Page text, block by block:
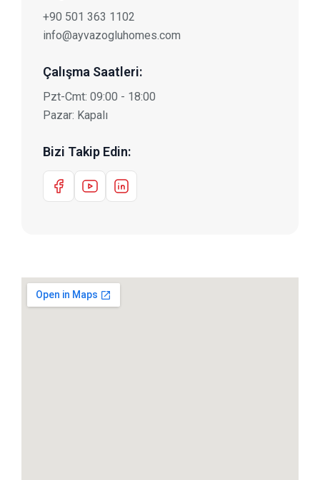
+90 501 363 1102
info@ayvazogluhomes.com
Çalışma Saatleri:
Pzt-Cmt: 09:00 - 18:00
Pazar: Kapalı
Bizi Takip Edin: